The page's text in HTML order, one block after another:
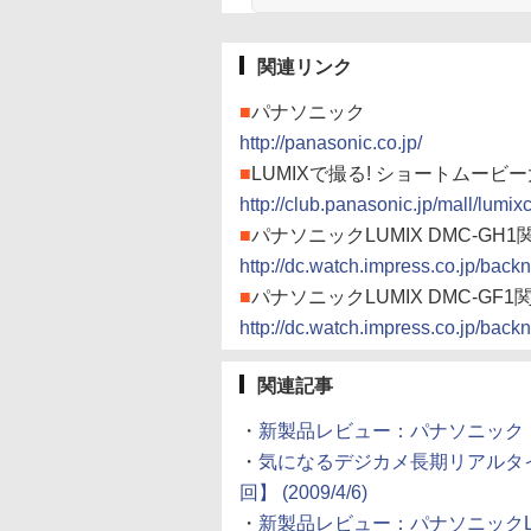
関連リンク
■パナソニック
http://panasonic.co.jp/
■ LUMIXで撮る! ショートムービ
http://club.panasonic.jp/mall/
■パナソニックLUMIX DMC-GH1
http://dc.watch.impress.co.jp/
■パナソニックLUMIX DMC-GF1
http://dc.watch.impress.co.jp/
関連記事
・ 新製品レビュー：パナソニッ
・ 気になるデジカメ長期リアル
回】 (2009/4/6)
・ 新製品レビュー：パナソニッ